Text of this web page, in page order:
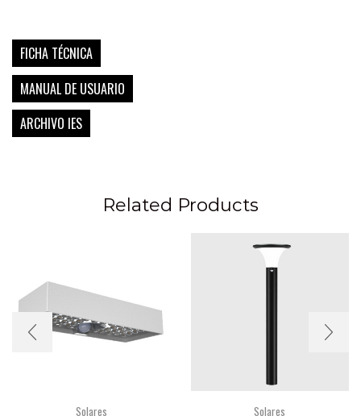
FICHA TÉCNICA
MANUAL DE USUARIO
ARCHIVO IES
Related Products
Solares Solares